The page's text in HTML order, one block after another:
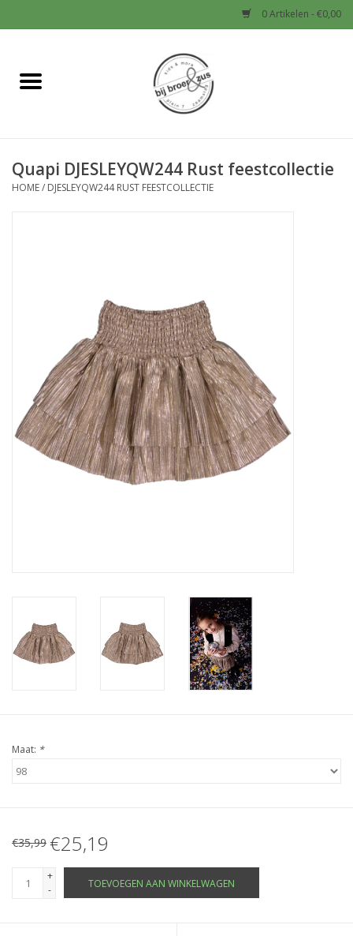
0 Artikelen - €0,00
Home
Baby
Schoenen en Tassen
Speelgoed
Cadeaubonnen
Quapi DJESLEYQW244 Rust feestcollectie
HOME/ DJESLEYQW244 RUST FEESTCOLLECTIE
Maat: *
€35,99 €25,19
+
-
TOEVOEGEN AAN WINKELWAGEN